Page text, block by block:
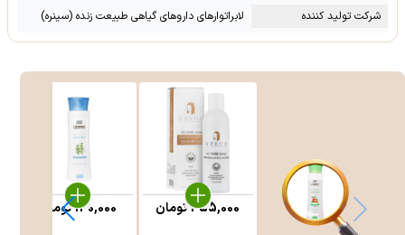
شرکت تولید کننده لابراتوارهای داروهای گیاهی طبیعت زنده (سینره)
455,000تومان 130,000تومان